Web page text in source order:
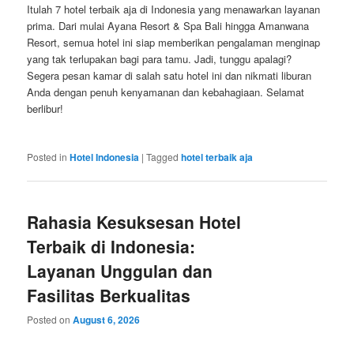
Itulah 7 hotel terbaik aja di Indonesia yang menawarkan layanan
prima. Dari mulai Ayana Resort & Spa Bali hingga Amanwana
Resort, semua hotel ini siap memberikan pengalaman menginap
yang tak terlupakan bagi para tamu. Jadi, tunggu apalagi?
Segera pesan kamar di salah satu hotel ini dan nikmati liburan
Anda dengan penuh kenyamanan dan kebahagiaan. Selamat
berlibur!
Posted in Hotel Indonesia |Tagged hotel terbaik aja
Rahasia Kesuksesan Hotel
Terbaik di Indonesia:
Layanan Unggulan dan
Fasilitas Berkualitas
Posted onAugust 6, 2026